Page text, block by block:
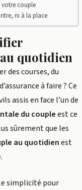
votre couple
ni à la place
quotidien
des courses, du
à faire ? Ce
assis en face l’un de
du coupleest ce
sûrement que les
au quotidienest
simplicité pour